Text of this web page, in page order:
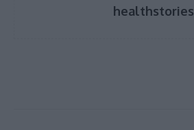
healthstories